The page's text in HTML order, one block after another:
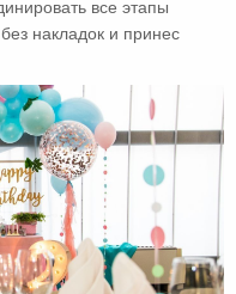
все этапы
накладок и принес